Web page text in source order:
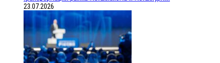
23.07.2026